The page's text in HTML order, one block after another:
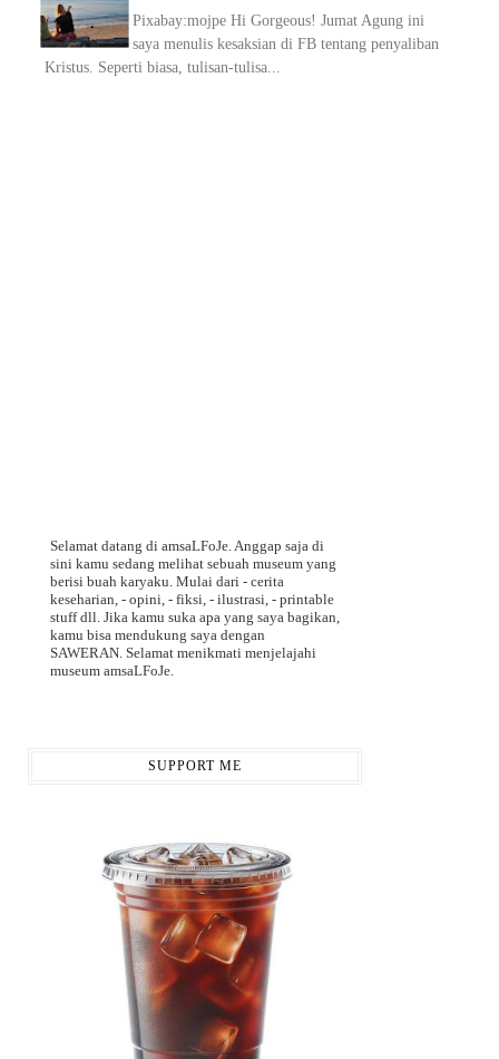
Pixabay:mojpe Hi Gorgeous! Jumat Agung ini
saya menulis kesaksian di FB tentang penyaliban
Kristus. Seperti biasa, tulisan-tulisa...
Selamat datang di amsaLFoJe. Anggap saja di
sini kamu sedang melihat sebuah museum yang
berisi buah karyaku. Mulai dari - cerita
keseharian, - opini, - fiksi, - ilustrasi, - printable
stuff dll. Jika kamu suka apa yang saya bagikan,
kamu bisa mendukung saya dengan
SAWERAN. Selamat menikmati menjelajahi
museum amsaLFoJe.
SUPPORT ME